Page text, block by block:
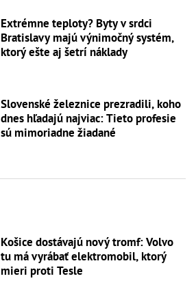
Extrémne teploty? Byty v srdci
Bratislavy majú výnimočný systém,
ktorý ešte aj šetrí náklady
Slovenské železnice prezradili, koho
dnes hľadajú najviac: Tieto profesie
sú mimoriadne žiadané
Košice dostávajú nový tromf: Volvo
tu má vyrábať elektromobil, ktorý
mieri proti Tesle